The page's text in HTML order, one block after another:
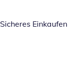
Sicheres Einkaufen